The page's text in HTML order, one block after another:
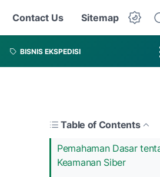
Contact Us Sitemap
BISNIS EKSPEDISI
Table of Contents
Pemahaman Dasar
Keamanan Siber